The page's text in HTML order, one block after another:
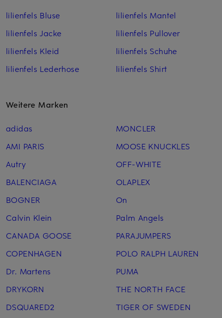
lilienfels Bluse
lilienfels Jacke
lilienfels Kleid
lilienfels Lederhose
lilienfels Mantel
lilienfels Pullover
lilienfels Schuhe
lilienfels Shirt
Weitere Marken
adidas
AMI PARIS
Autry
BALENCIAGA
BOGNER
Calvin Klein
CANADA GOOSE
COPENHAGEN
Dr. Martens
DRYKORN
DSQUARED2
MONCLER
MOOSE KNUCKLES
OFF-WHITE
OLAPLEX
On
Palm Angels
PARAJUMPERS
POLO RALPH LAUREN
PUMA
THE NORTH FACE
TIGER OF SWEDEN